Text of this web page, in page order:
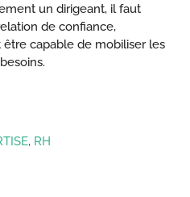
un dirigeant, il faut
de confiance,
capable de mobiliser les
, RH